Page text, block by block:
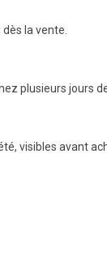
la vente.
plusieurs jours
visibles avant